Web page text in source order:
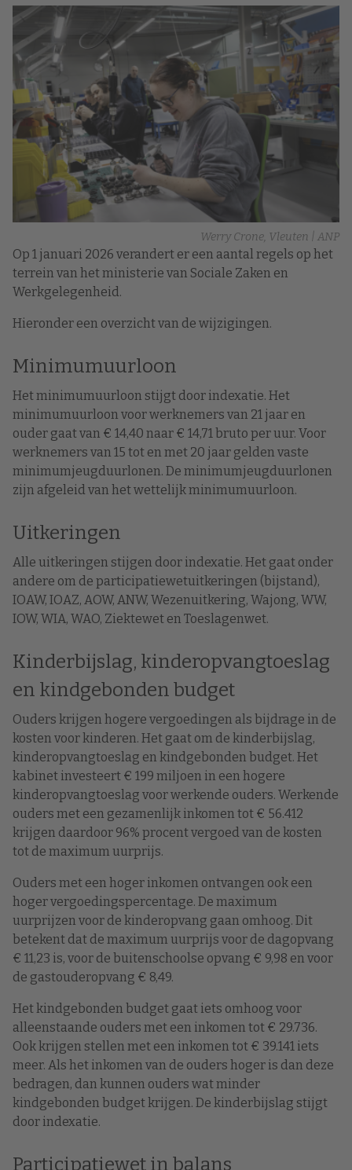
Werry Crone, Vleuten | ANP
Op 1 januari 2026 verandert er een aantal regels op het
terrein van het ministerie van Sociale Zaken en
Werkgelegenheid.
Hieronder een overzicht van de wijzigingen.
Minimumuurloon
Het minimumuurloon stijgt door indexatie. Het
minimumuurloon voor werknemers van 21 jaar en
ouder gaat van € 14,40 naar € 14,71 bruto per uur. Voor
werknemers van 15 tot en met 20 jaar gelden vaste
minimumjeugduurlonen. De minimumjeugduurlonen
zijn afgeleid van het wettelijk minimumuurloon.
Uitkeringen
Alle uitkeringen stijgen door indexatie. Het gaat onder
andere om de participatiewetuitkeringen (bijstand),
IOAW, IOAZ, AOW, ANW, Wezenuitkering, Wajong, WW,
IOW, WIA, WAO, Ziektewet en Toeslagenwet.
Kinderbijslag, kinderopvangtoeslag
en kindgebonden budget
Ouders krijgen hogere vergoedingen als bijdrage in de
kosten voor kinderen. Het gaat om de kinderbijslag,
kinderopvangtoeslag en kindgebonden budget. Het
kabinet investeert € 199 miljoen in een hogere
kinderopvangtoeslag voor werkende ouders. Werkende
ouders met een gezamenlijk inkomen tot € 56.412
krijgen daardoor 96% procent vergoed van de kosten
tot de maximum uurprijs.
Ouders met een hoger inkomen ontvangen ook een
hoger vergoedingspercentage. De maximum
uurprijzen voor de kinderopvang gaan omhoog. Dit
betekent dat de maximum uurprijs voor de dagopvang
€ 11,23 is, voor de buitenschoolse opvang € 9,98 en voor
de gastouderopvang € 8,49.
Het kindgebonden budget gaat iets omhoog voor
alleenstaande ouders met een inkomen tot € 29.736.
Ook krijgen stellen met een inkomen tot € 39.141 iets
meer. Als het inkomen van de ouders hoger is dan deze
bedragen, dan kunnen ouders wat minder
kindgebonden budget krijgen. De kinderbijslag stijgt
door indexatie.
Participatiewet in balans